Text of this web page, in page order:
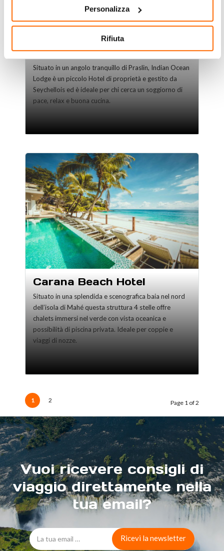
Personalizza
Rifiuta
Indian Ocean Lodge
Situato in un angolo tranquillo di Praslin, Indian Ocean
Lodge è un piccolo Hotel di proprietà e gestito da
Seychellois ed è ideale per chi cerca un soggiorno di
pace, relax e buona cucina.
Carana Beach Hotel
Situato in una splendida e scenografica baia nel nord
dell’isola di Mahé questa struttura 4 stelle offre
chalets immersi nel verde con vista oceanica e
possibilità di piscina privata. Ideale per coppie e
viaggi di nozze.
1 2 Page 1 of 2
Vuoi ricevere consigli di
viaggio direttamente nella
tua email?